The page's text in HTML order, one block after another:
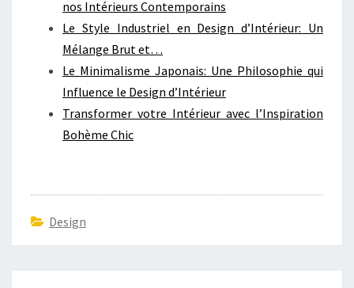
nos Intérieurs Contemporains
Le Style Industriel en Design d’Intérieur: Un
Mélange Brut et…
Le Minimalisme Japonais: Une Philosophie qui
Influence le Design d’Intérieur
Transformer votre Intérieur avec l’Inspiration
Bohème Chic
Design